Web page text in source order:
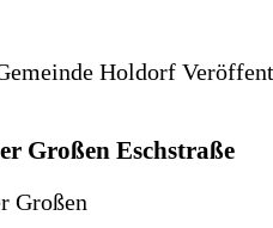
Holdorf
Großen Eschstraße